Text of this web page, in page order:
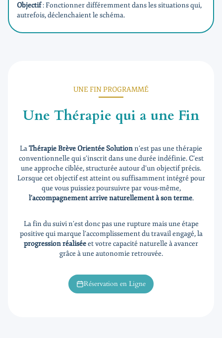
Objectif: Fonctionner différemment dans les situations qui,
autrefois, déclenchaient le schéma.
UNE FIN PROGRAMMÉ
Une Thérapie qui a une Fin
LaThérapie Brève Orientée Solutionn’est pas une thérapie
conventionnelle qui s’inscrit dans une durée indéfinie. C’est
une approche ciblée, structurée autour d’un objectif précis.
Lorsque cet objectif est atteint ou suffisamment intégré pour
que vous puissiez poursuivre par vous-même,
l’accompagnement arrive naturellement à son terme.
La fin du suivi n’est donc pas une rupture mais une étape
positive qui marque l’accomplissement du travail engagé, la
progression réaliséeet votre capacité naturelle à avancer
grâce à une autonomie retrouvée.
Réservation en Ligne